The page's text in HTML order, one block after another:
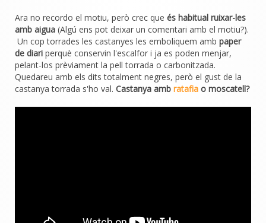
Ara no recordo el motiu, però crec que és habitual ruixar-les
amb aigua (Algú ens pot deixar un comentari amb el motiu?).
Un cop torrades les castanyes les emboliquem amb paper
de diari perquè conservin l'escalfor i ja es poden menjar,
pelant-los prèviament la pell torrada o carbonitzada.
Quedareu amb els dits totalment negres, però el gust de la
castanya torrada s'ho val. Castanya amb ratafia o moscatell?